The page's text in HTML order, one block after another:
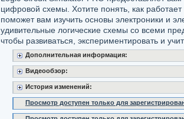
цифровой схемы. Хотите понять, как
поможет вам изучить основы электроники и
удивительные логические схемы со всеми
чтобы развиваться, экспериментировать и
Дополнительная информация:
Видеообзор:
История изменений:
Просмотр доступен только для